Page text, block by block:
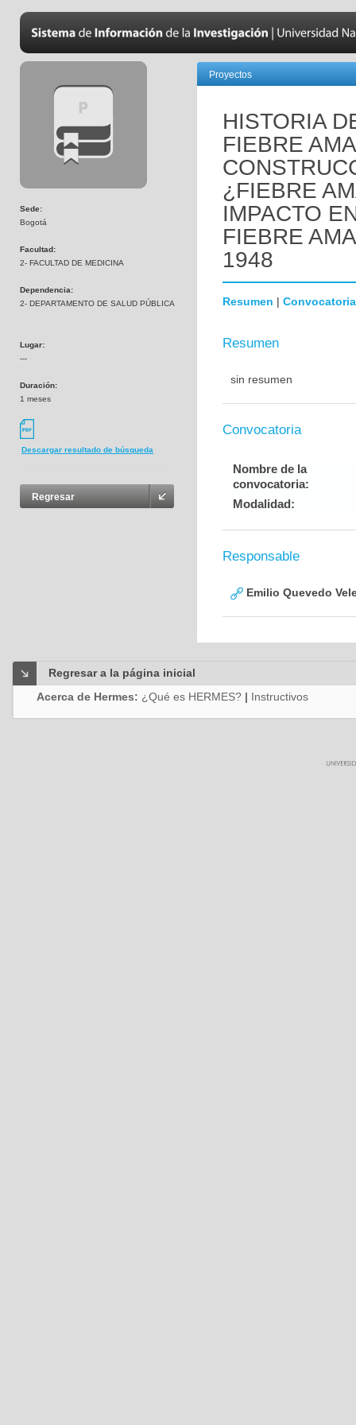
Sede:
Bogotá
Facultad:
2- FACULTAD DE MEDICINA
Dependencia:
2- DEPARTAMENTO DE SALUD PÚBLICA
Lugar:
---
Duración:
1 meses
Descargar resultado de búsqueda
Regresar
Proyectos
HISTORIA
FIEBRE
¿FIEBRE
IMPACTO
FIEBRE
1948
Resumen | Convocatoria
Resumen
sin resumen
Convocatoria
Nombre de la
convocatoria:
Modalidad:
Responsable
Emilio Quevedo
Regresar a la página inicial
Acerca de Hermes: ¿Qué es HERMES? | Instructivos